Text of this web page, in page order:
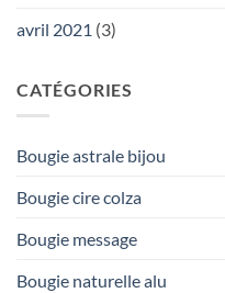
avril 2021 (3)
CATÉGORIES
Bougie astrale bijou
Bougie cire colza
Bougie message
Bougie naturelle alu